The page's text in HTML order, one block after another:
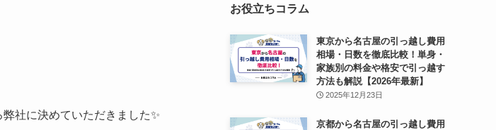
社に決めていただきました✨
お役立ちコラム
東京から名古屋の引っ越し費用
相場・日数を徹底比較！単身・
家族別の料金や格安で引っ越す
方法も解説【2026年最新】
2025年12月23日
京都から名古屋の引っ越し費用